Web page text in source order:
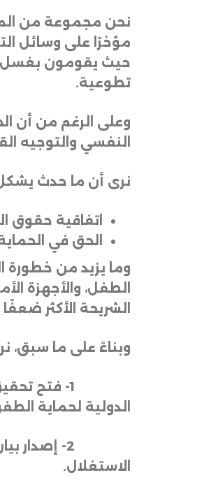
نحن مجموعة من
مؤخرًا على وسائل
حيث يقومون بغسل
تطوعية.
وعلى الرغم من أن
النفسي والتوجيه
نرى أن ما حدث يشكل
اتفاقية حقوق
الحق في
وما يزيد من خطورة
الطفل، والأجهزة
الشريحة الأكثر
وبناءً على ما سبق،
1- فتح
الدولية لحماية
2- إصدار
الاستغلال.